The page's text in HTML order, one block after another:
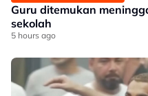
Guru ditemukan
sekolah
5 hours ago